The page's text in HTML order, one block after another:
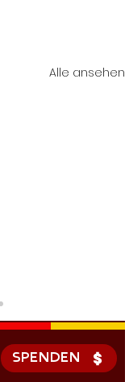
Alle ansehen
SPENDEN